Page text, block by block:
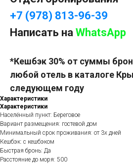
+7 (978) 813-96-39
Написать на WhatsApp
*Кешбэк 30% от суммы
любой отель в каталоге
следующем году
Характеристики
Характеристики
Населённый пункт: Береговое
Вариант размещения: гостевой дом
Минимальный срок проживания: от 3х дней
Кешбэк: с кешбэком
Быстрая бронь: Да
Расстояние до моря: 500